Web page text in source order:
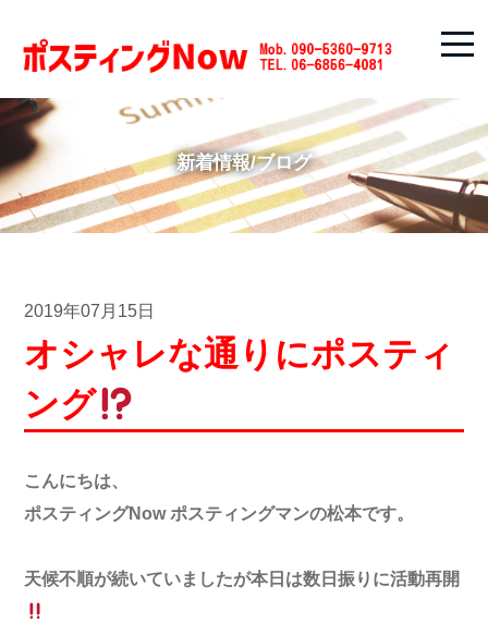
新着情報/ブログ
2019年07月15日
オシャレな通りにポスティ
ング
こんにちは、
ポスティングNow ポスティングマンの松本です。
天候不順が続いていましたが本日は数日振りに活動再開